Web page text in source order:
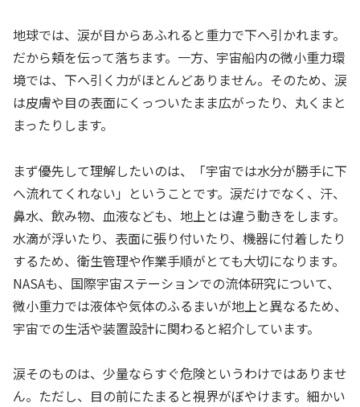
地球では、涙が目からあふれると重力で下へ引かれます。
だから頬を伝って落ちます。一方、宇宙船内の微小重力環
境では、下へ引く力がほとんどありません。そのため、涙
は皮膚や目の表面にくっついたまま広がったり、丸くまと
まったりします。
まず優先して理解したいのは、「宇宙では水分が勝手に下
へ流れてくれない」ということです。涙だけでなく、汗、
鼻水、飲み物、血液なども、地上とは違う動きをします。
水滴が浮いたり、表面に張り付いたり、機器に付着したり
するため、衛生管理や作業手順がとても大切になります。
NASAも、国際宇宙ステーションでの流体研究について、
微小重力では液体や気体のふるまいが地上と異なるため、
宇宙での生活や装置設計に関わると紹介しています。
涙そのものは、少量ならすぐ危険というわけではありませ
ん。ただし、目の前にたまると視界がぼやけます。細かい